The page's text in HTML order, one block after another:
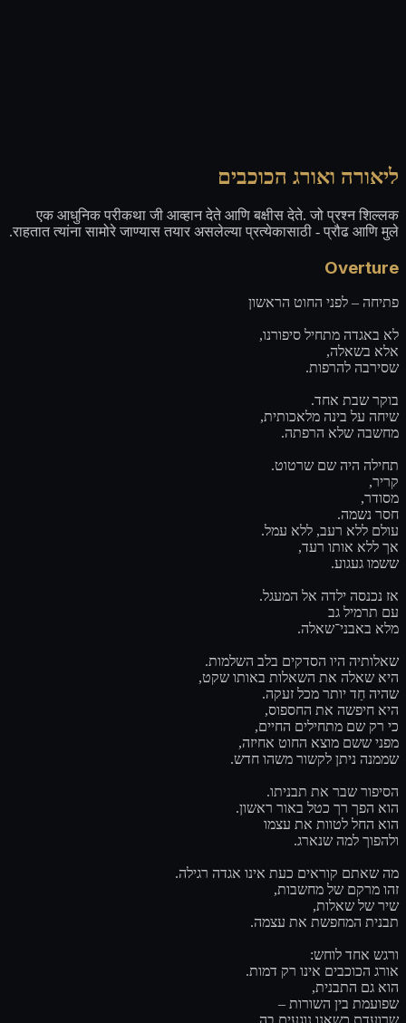
ליאורה ואורג הכוכבים
एक आधुनिक परीकथा जी आव्हान देते आणि बक्षीस देते. जो प्रश्न शिल्लक
राहतात त्यांना सामोरे जाण्यास तयार असलेल्या प्रत्येकासाठी - प्रौढ आणि मुले.
Overture
פתיחה – לפני החוט הראשון
לא באגדה מתחיל סיפורנו,
אלא בשאלה,
שסירבה להרפות.
בוקר שבת אחד.
שיחה על בינה מלאכותית,
מחשבה שלא הרפתה.
תחילה היה שם שרטוט.
קריר,
מסודר,
חסר נשמה.
עולם ללא רעב, ללא עמל.
אך ללא אותו רעד,
ששמו געגוע.
אז נכנסה ילדה אל המעגל.
עם תרמיל גב
מלא באבני־שאלה.
שאלותיה היו הסדקים בלב השלמות.
היא שאלה את השאלות באותו שקט,
שהיה חַד יותר מכל זעקה.
היא חיפשה את החספוס,
כי רק שם מתחילים החיים,
מפני ששם מוצא החוט אחיזה,
שממנה ניתן לקשור משהו חדש.
הסיפור שבר את תבניתו.
הוא הפך רך כטל באור ראשון.
הוא החל לטוות את עצמו
ולהפוך למה שנארג.
מה שאתם קוראים כעת אינו אגדה רגילה.
זהו מרקם של מחשבות,
שיר של שאלות,
תבנית המחפשת את עצמה.
ורגש אחד לוחש:
אורג הכוכבים אינו רק דמות.
הוא גם התבנית,
שפועמת בין השורות –